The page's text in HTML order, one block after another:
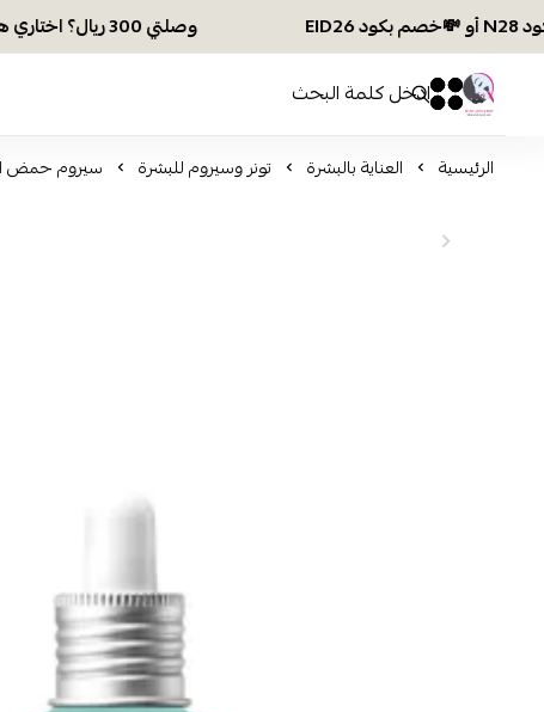
وصلتي 300 ريال؟ اختاري هديتك :🏍 شحن مجاني بكود N28 أو 💸خصم بكود EID26
افكار ومخازن العناية
0 0
الرئيسية العناية بالبشرة تونر وسيروم للبشرة سيروم حمض